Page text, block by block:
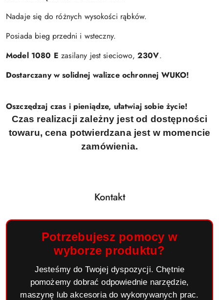
Nadaje się do różnych wysokości rąbków.
Posiada bieg przedni i wsteczny.
Model 1080 E zasilany jest sieciowo, 230V.
Dostarczany w solidnej walizce ochronnej WUKO!
Oszczędzaj czas i pieniądze, ułatwiaj sobie życie!
Czas realizacji zależny jest od dostępności
towaru, cena potwierdzana jest w momencie
zamówienia.
Kontakt
Potrzebujesz pomocy w
wyborze produktu?
Jesteśmy do Twojej dyspozycji. Chętnie
pomożemy dobrać odpowiednie narzędzie,
maszynę lub akcesoria do wykonywanych prac.